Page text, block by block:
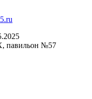
павильон №57